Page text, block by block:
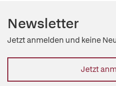
Newsletter
Jetzt anmelden und keine
Jetzt